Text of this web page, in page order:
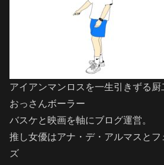
アイアンマンロスを一生引きずる厨
おっさんボーラー
バスケと映画を軸にブログ運営。
推し女優はアナ・デ・アルマスと
ズ